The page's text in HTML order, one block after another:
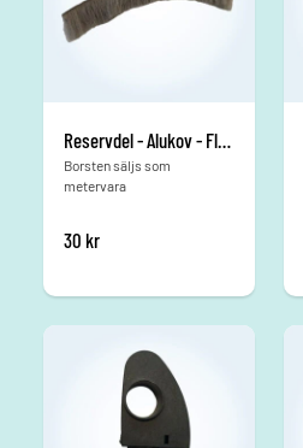
Reservdel - Alukov - Flexibla borstar 15 mm /m
Borsten säljs som
metervara
30 kr